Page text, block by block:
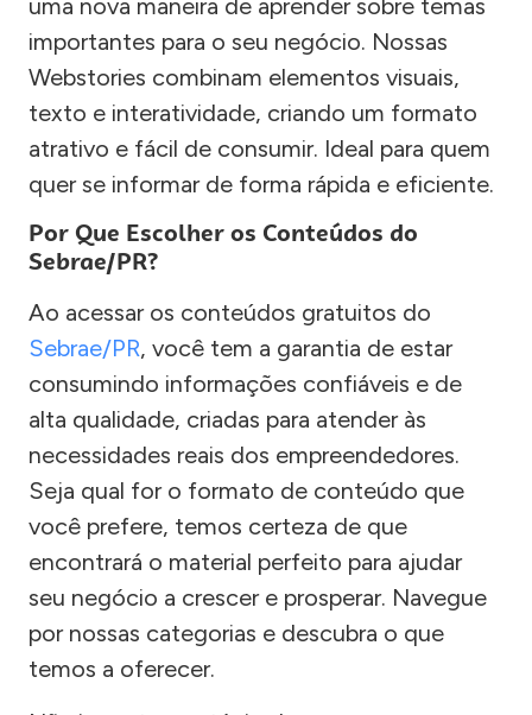
importantes para o seu negócio. Nossas
Webstories combinam elementos visuais,
texto e interatividade, criando um formato
atrativo e fácil de consumir. Ideal para quem
quer se informar de forma rápida e eficiente.
Por Que Escolher os Conteúdos do
Sebrae/PR?
Ao acessar os conteúdos gratuitos do
Sebrae/PR, você tem a garantia de estar
consumindo informações confiáveis e de
alta qualidade, criadas para atender às
necessidades reais dos empreendedores.
Seja qual for o formato de conteúdo que
você prefere, temos certeza de que
encontrará o material perfeito para ajudar
seu negócio a crescer e prosperar. Navegue
por nossas categorias e descubra o que
temos a oferecer.